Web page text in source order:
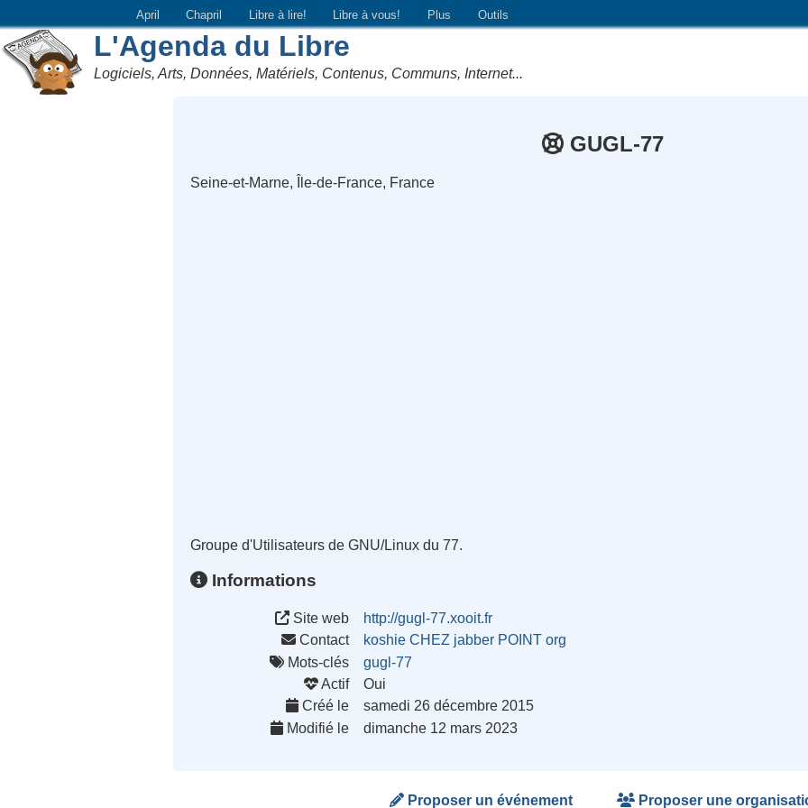
April Chapril Libre à lire! Libre à vous! Plus Outils
L'Agenda du Libre
Logiciels, Arts, Données, Matériels, Contenus, Communs, Internet...
GUGL-77
Seine-et-Marne, Île-de-France, France
Groupe d'Utilisateurs de GNU/Linux du 77.
Informations
Site web
http://gugl-77.xooit.fr
Contact
koshie CHEZ jabber POINT org
Mots-clés
gugl-77
Actif
Oui
Créé le
samedi 26 décembre 2015
Modifié le
dimanche 12 mars 2023
Proposer un événement Proposer une